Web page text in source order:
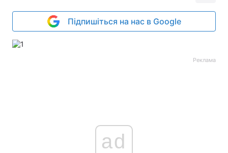
Підпишіться на нас в Google
Реклама
ad